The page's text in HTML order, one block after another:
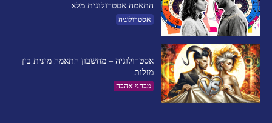
התאמה אסטרולוגית מלא
אסטרולוגיה
אסטרולוגיה – מחשבון התאמה מינית בין
מזלות
מבחני אהבה